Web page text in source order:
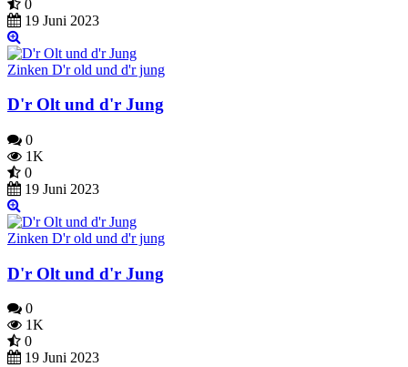
0
19 Juni 2023
Zinken D'r old und d'r jung
D'r Olt und d'r Jung
0
1K
0
19 Juni 2023
Zinken D'r old und d'r jung
D'r Olt und d'r Jung
0
1K
0
19 Juni 2023